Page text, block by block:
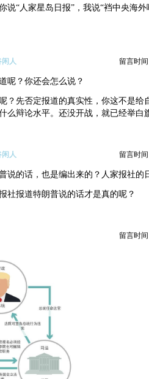
说“人家星岛日报”，我说“裆中央海
闲人 留言时间
呢？你还会怎么说？
？先否定报道的真实性，你这不是给
么辩论水平。还没开战，就已经举白
闲人 留言时间
说的话，也是编出来的？人家报社的
社报道特朗普说的话才是真的呢？
留言时间